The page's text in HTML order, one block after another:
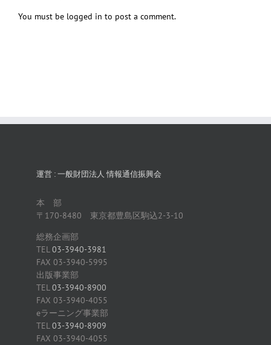
You must be logged in to post a comment.
運営 : 一般財団法人 情報通信振興会
本 部
〒170-8480 東京都豊島区駒込2-3-10
総務企画部
TEL03-3940-3981
FAX 03-3940-5995
出版事業部
TEL03-3940-8900
FAX 03-3940-4055
eラーニング事業部
TEL03-3940-8909
FAX 03-3940-4055